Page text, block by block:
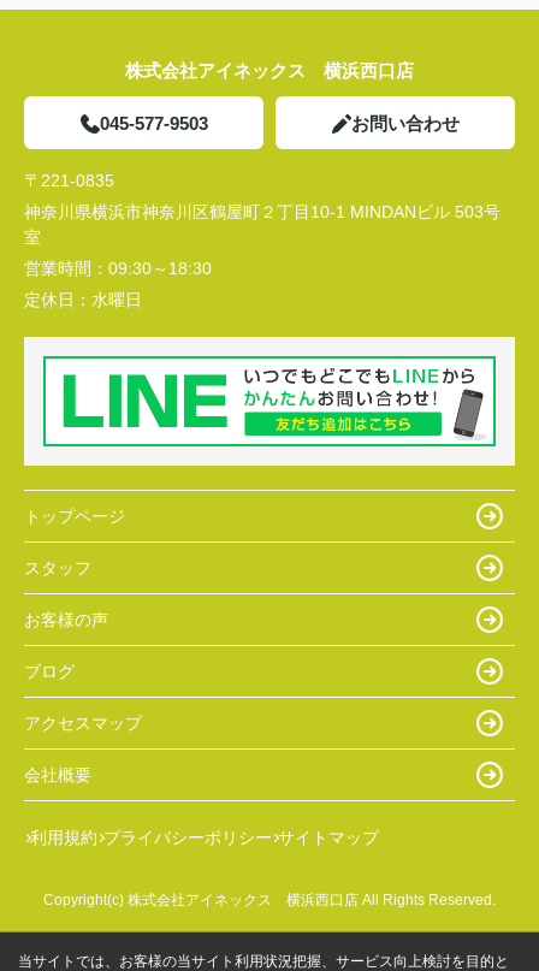
株式会社アイネックス 横浜西口店
045-577-9503 お問い合わせ
〒221-0835
神奈川県横浜市神奈川区鶴屋町２丁目10-1 MINDANビル 503号
室
営業時間： 09:30～18:30
定休日： 水曜日
トップページ
スタッフ
お客様の声
ブログ
アクセスマップ
会社概要
利用規約 プライバシーポリシー サイトマップ
Copyright(c) 株式会社アイネックス 横浜西口店 All Rights Reserved.
当サイトでは、お客様の当サイト利用状況把握、サービス向上検討を目的と